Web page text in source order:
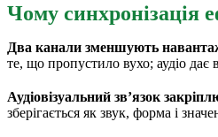
Чому синхронізація
Два канали зменшують
те, що пропустило вухо; аудіо дає
Аудіовізуальний зв’язок
зберігається як звук, форма і